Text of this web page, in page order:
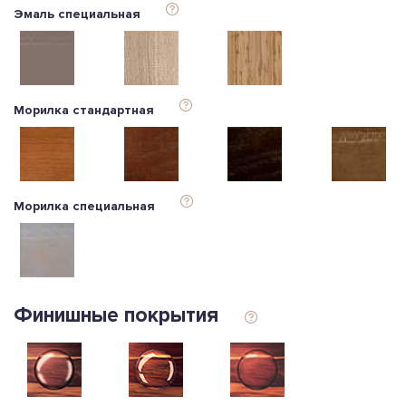
Эмаль специальная
Морилка стандартная
Морилка специальная
Финишные покрытия